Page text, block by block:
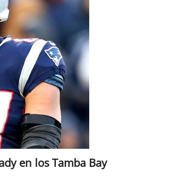
en los Tamba Bay